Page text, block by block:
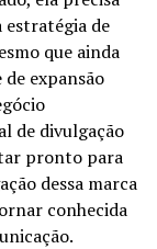
estratégia de
que ainda
expansão
de divulgação
pronto para
dessa marca
conhecida